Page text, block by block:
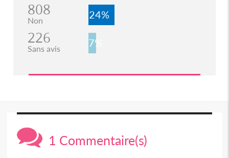
808
Non 24%
226
Sans avis 7%
1 Commentaire(s)